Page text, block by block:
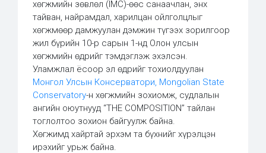
хөгжмийн зөвлөл (IMC)-өөс санаачлан, энх
тайван, найрамдал, харилцан ойлголцлыг
хөгжмөөр дамжуулан дэмжин түгээх зорилгоор
жил бүрийн 10-р сарын 1-нд Олон улсын
хөгжмийн өдрийг тэмдэглэж эхэлсэн.
Уламжлал ёсоор эл өдрийг тохиолдуулан
Монгол Улсын Консерватори, Mongolian State
Conservatory-н хөгжмийн зохиомж, судлалын
ангийн оюутнууд “THE COMPOSITION” тайлан
тоглолтоо зохион байгуулж байна.
Хөгжимд хайртай эрхэм та бүхнийг хүрэлцэн
ирэхийг урьж байна.